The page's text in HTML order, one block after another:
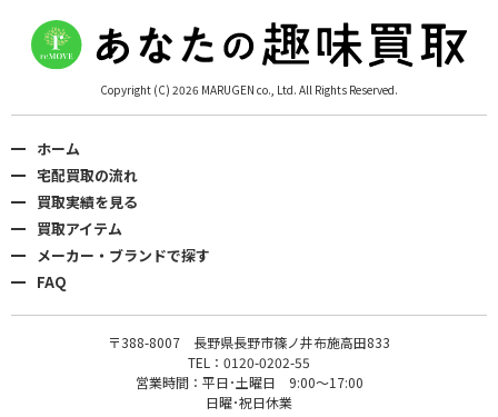
Copyright (C) 2026 MARUGEN co., Ltd. All Rights Reserved.
ホーム
宅配買取の流れ
買取実績を見る
買取アイテム
メーカー・ブランドで探す
FAQ
〒388-8007 長野県長野市篠ノ井布施高田833
TEL：0120-0202-55
営業時間：平日･土曜日 9:00〜17:00
日曜･祝日休業